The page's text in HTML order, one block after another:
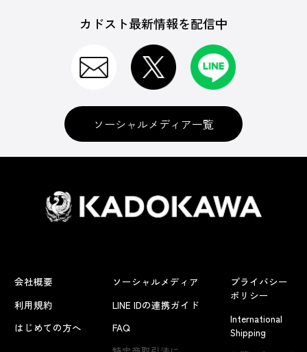
よくあるお問い合わせ
カドスト最新情報を配信中
ソーシャルメディア一覧
会社概要
利用規約
はじめての方へ
ソーシャルメディア
LINE IDの連携ガイド
FAQ
プライバシー
ポリシー
International
Shipping